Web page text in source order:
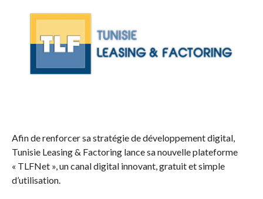
Afin de renforcer sa stratégie de développement digital,
Tunisie Leasing & Factoring lance sa nouvelle plateforme
« TLFNet », un canal digital innovant, gratuit et simple
d’utilisation.